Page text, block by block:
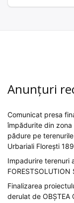
Anunțuri
Comunicat presa
împădurite din
pădure pe
Urbariali Florești
Impadurire terenuri
FORESTSOLUTION
Finalizarea
derulat de OBȘTEA